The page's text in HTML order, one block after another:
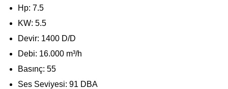
Hp: 7.5
KW: 5.5
Devir: 1400 D/D
Debi: 16.000 m³/h
Basınç: 55
Ses Seviyesi: 91 DBA